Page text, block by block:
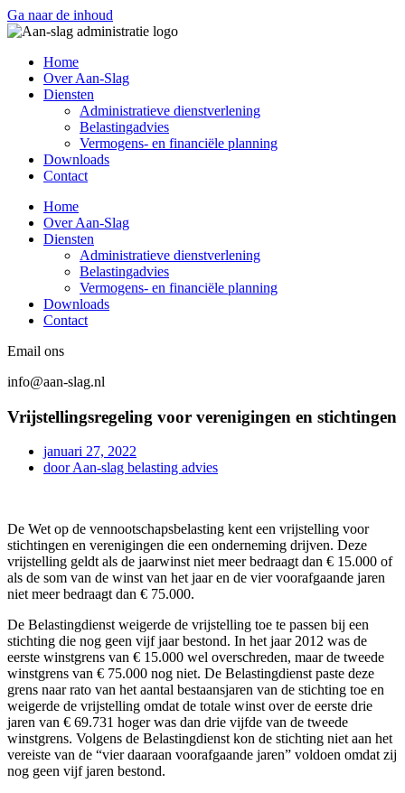
Ga naar de inhoud
Home
Over Aan-Slag
Diensten
Administratieve dienstverlening
Belastingadvies
Vermogens- en financiële planning
Downloads
Contact
Home
Over Aan-Slag
Diensten
Administratieve dienstverlening
Belastingadvies
Vermogens- en financiële planning
Downloads
Contact
Email ons
info@aan-slag.nl
Vrijstellingsregeling voor verenigingen en stichtingen
januari 27, 2022
doorAan-slag belasting advies
De Wet op de vennootschapsbelasting kent een vrijstelling voor
stichtingen en verenigingen die een onderneming drijven. Deze
vrijstelling geldt als de jaarwinst niet meer bedraagt dan € 15.000 of
als de som van de winst van het jaar en de vier voorafgaande jaren
niet meer bedraagt dan € 75.000.
De Belastingdienst weigerde de vrijstelling toe te passen bij een
stichting die nog geen vijf jaar bestond. In het jaar 2012 was de
eerste winstgrens van € 15.000 wel overschreden, maar de tweede
winstgrens van € 75.000 nog niet. De Belastingdienst paste deze
grens naar rato van het aantal bestaansjaren van de stichting toe en
weigerde de vrijstelling omdat de totale winst over de eerste drie
jaren van € 69.731 hoger was dan drie vijfde van de tweede
winstgrens. Volgens de Belastingdienst kon de stichting niet aan het
vereiste van de “vier daaraan voorafgaande jaren” voldoen omdat zij
nog geen vijf jaren bestond.